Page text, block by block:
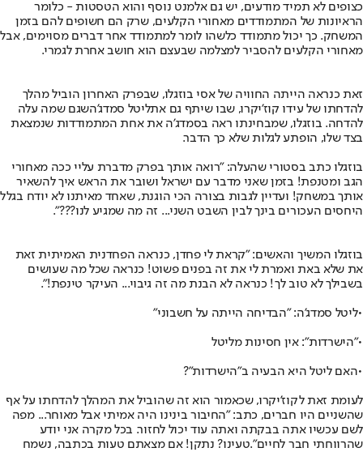
כצופים לא תמיד מודעים, יש גם אלמנט נוסף והוא הטסטות - כלומר
הראיונות של המתמודדים מאחורי הקלעים, שרק הם חשופים להם בזמן
המשחק. כך יכול מתמודד כלשהו לומר למתמודד אחר דברים מסוימים, אבל
מאחורי הקלעים להסביר למצלמה שבעצם הוא חושב אחרת לגמרי.
זאת כנראה הייתה החוויה של אסי בוזגלו, שבפרק האחרון הוביל מהלך
להדחתו של עידו קוז'יקרו, שבו שיתף גם אתליטל סמדג'השגם שמה עלה
להדחה. בוזגלו, שמבחינתו ראה בסמדג'ה את אחת המתמודדות שנמצאת
בצד שלו, הופתע לגלות שלא כך הדבר.
בוזגלו כתב בסטורי שהעלה: "רואה אותך בפרק מדברת עליי ככה מאחורי
הגב ומטנפת! בזמן שאני מדבר עם ישראל ושובר את הראש איך להשאיר
אותך במשחק! ועדיין לגבות בצורה הכי הוגנת, שאחד מאיתנו לא יודח בגלל
היחסים העכורים בינך לבין השבט השני... זה מה שמגיע לנו???".
בוזגלו המשיך והאשים: "קראת לי פחדן, כנראה הפחדנית האמיתית זאת
את שלא באת ואמרת לי את זה בפנים פשוט! כנראה שכל מה שעושים
בשבילך לא טוב לך! כנראה לא הבנת מה זה גיבוי... העיקר טינפת!".
•ליטל סמדג'ה: "הבדיחה הייתה על חשבוני"
•"הישרדות": אין חסינות מליטל
•האם ליטל היא הבעיה ב"הישרדות"?
לעומת זאת לקוז'יקרו, שכאמור הוא זה שהוביל את המהלך להדחתו על אף
שהשניים היו חברים, כתב: "החיבור בינינו היה אמיתי אבל מאוחר... מפה
לשם עכשיו אתה בבקתה ואתה עוד יכול לחזור. בכל מקרה אני יודע
שהרווחתי חבר לחיים".טעינו? נתקן! אם מצאתם טעות בכתבה, נשמח